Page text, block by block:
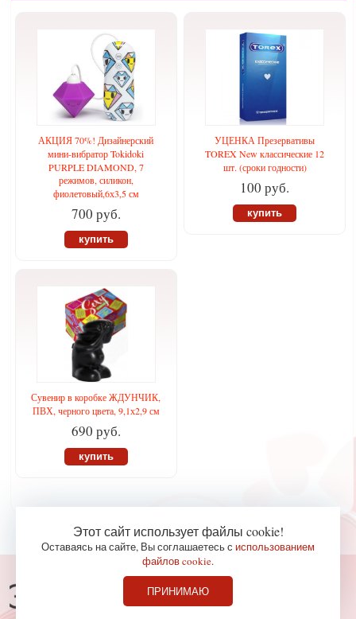
АКЦИЯ 70%! Дизайнерский
мини-вибратор Tokidoki
PURPLE DIAMOND, 7
режимов, силикон,
фиолетовый,6х3,5 см
700 руб.
купить
УЦЕНКА Презервативы
TOREX New классические 12
шт. (сроки годности)
100 руб.
купить
Сувенир в коробке ЖДУНЧИК,
ПВХ, черного цвета, 9,1х2,9 см
690 руб.
купить
Консультации по телефону
Этот сайт использует файлы cookie!
Оставаясь на сайте, Вы соглашаетесь с использованием
файлов cookie.
ПРИНИМАЮ